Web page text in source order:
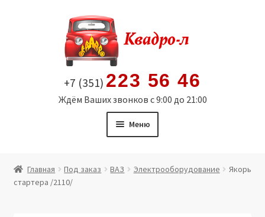
содержимому
+7 (351) 223 56 46
Ждём Ваших звонков с 9:00 до 21:00
Меню
Витрина
Главная Под заказ ВАЗ Электрооборудование
Якорь
стартера /2110/